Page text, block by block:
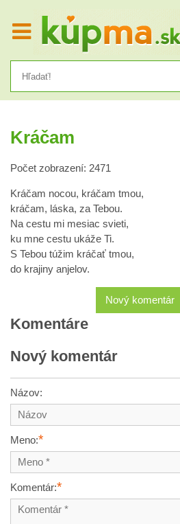
Kráčam
Počet zobrazení: 2471
Kráčam nocou, kráčam tmou,
kráčam, láska, za Tebou.
Na cestu mi mesiac svieti,
ku mne cestu ukáže Ti.
S Tebou túžim kráčať tmou,
do krajiny anjelov.
Nový komentár
Komentáre
Nový komentár
Názov:
Meno:*
Komentár:*